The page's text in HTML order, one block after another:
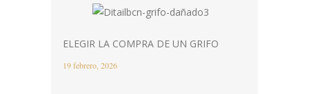
ELEGIR LA COMPRA DE UN GRIFO
19 febrero, 2026